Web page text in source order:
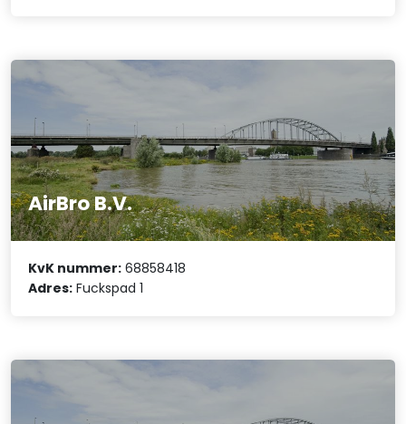
AirBro B.V.
KvK nummer: 68858418
Adres: Fuckspad 1